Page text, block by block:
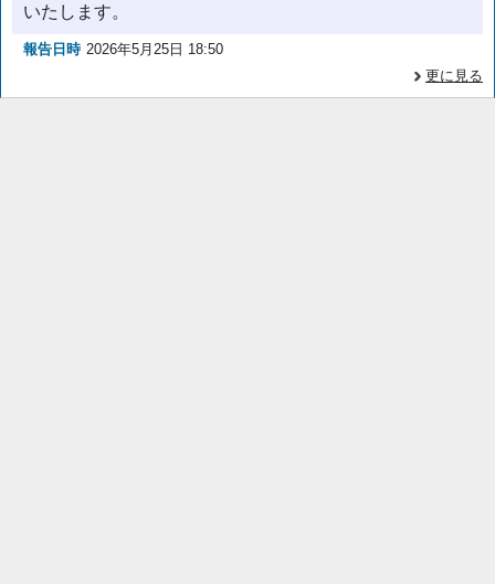
いたします。
報告日時 2026年5月25日 18:50
更に見る